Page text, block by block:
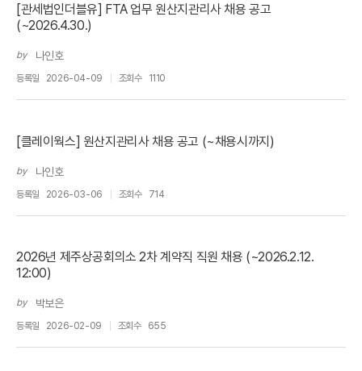
[관세법인더블유] FTA 업무 원산지관리사 채용 공고
(~2026.4.30.)
by 나인호
등록일 2026-04-09 조회수 1110
[클레이웍스] 원산지관리사 채용 공고 (~채용시까지)
by 나인호
등록일 2026-03-06 조회수 714
2026년 제주상공회의소 2차 계약직 직원 채용 (~2026.2.12.
12:00)
by 박보은
등록일 2026-02-09 조회수 655